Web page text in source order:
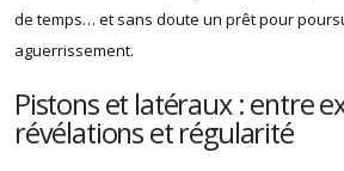
de temps… et sans doute un prêt pour
aguerrissement.
Pistons et latéraux : entre
révélations et régularité